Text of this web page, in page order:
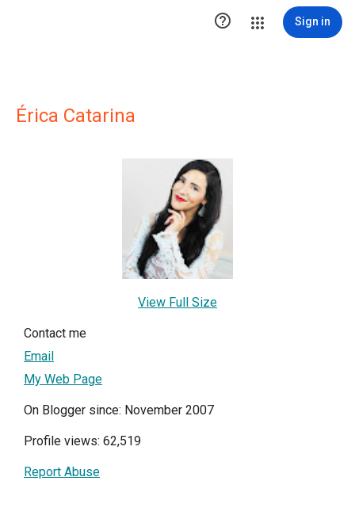
 Sign in
Érica Catarina
View Full Size
Contact me
Email
My Web Page
On Blogger since: November 2007
Profile views: 62,519
Report Abuse